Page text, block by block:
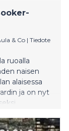
& Co | Tiedote
ruoalla
naisen
alaisessa
ja on nyt